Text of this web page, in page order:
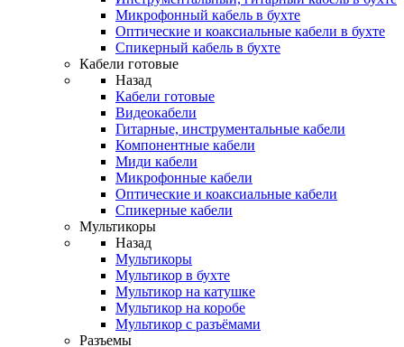
Микрофонный кабель в бухте
Оптические и коаксиальные кабели в бухте
Спикерный кабель в бухте
Кабели готовые
Назад
Кабели готовые
Видеокабели
Гитарные, инструментальные кабели
Компонентные кабели
Миди кабели
Микрофонные кабели
Оптические и коаксиальные кабели
Спикерные кабели
Мультикоры
Назад
Мультикоры
Мультикор в бухте
Мультикор на катушке
Мультикор на коробе
Мультикор с разъёмами
Разъемы